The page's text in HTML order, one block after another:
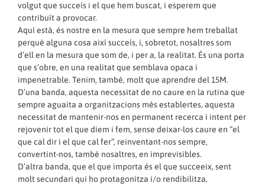
volgut que succeís i el que hem buscat, i esperem que
contribuït a provocar.
Aquí està, és nostre en la mesura que sempre hem treballat
perquè alguna cosa així succeís, i, sobretot, nosaltres som
d’ell en la mesura que som de, i per a, la realitat. És una porta
que s’obre, en una realitat que semblava opaca i
impenetrable. Tenim, també, molt que aprendre del 15M.
D’una banda, aquesta necessitat de no caure en la rutina que
sempre aguaita a organitzacions més establertes, aquesta
necessitat de mantenir-nos en permanent recerca i intent per
rejovenir tot el que diem i fem, sense deixar-los caure en “el
que cal dir i el que cal fer”, reinventant-nos sempre,
convertint-nos, també nosaltres, en imprevisibles.
D’altra banda, que el que importa és el que succeeix, sent
molt secundari qui ho protagonitza i/o rendibilitza,